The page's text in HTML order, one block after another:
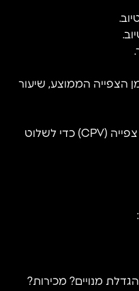
הצפייה הממוצע, שיעור
•ניתן להתחיל גם בתקציב קטן ולהרחיב בהתאם לתוצאות. גוגל אדס מאפשרת להגדיר עלות פר צפייה (CPV) כדי לשלוט
מנויים? מכירות?